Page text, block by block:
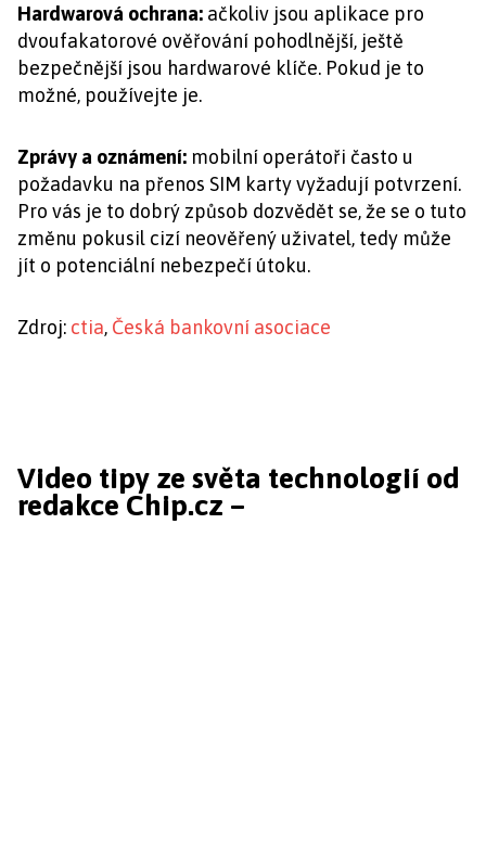
Hardwarová ochrana: ačkoliv jsou aplikace pro
dvoufakatorové ověřování pohodlnější, ještě
bezpečnější jsou hardwarové klíče. Pokud je to
možné, používejte je.
Zprávy a oznámení: mobilní operátoři často u
požadavku na přenos SIM karty vyžadují potvrzení.
Pro vás je to dobrý způsob dozvědět se, že se o tuto
změnu pokusil cizí neověřený uživatel, tedy může
jít o potenciální nebezpečí útoku.
Zdroj: ctia, Česká bankovní asociace
Video tipy ze světa technologií od
redakce Chip.cz –